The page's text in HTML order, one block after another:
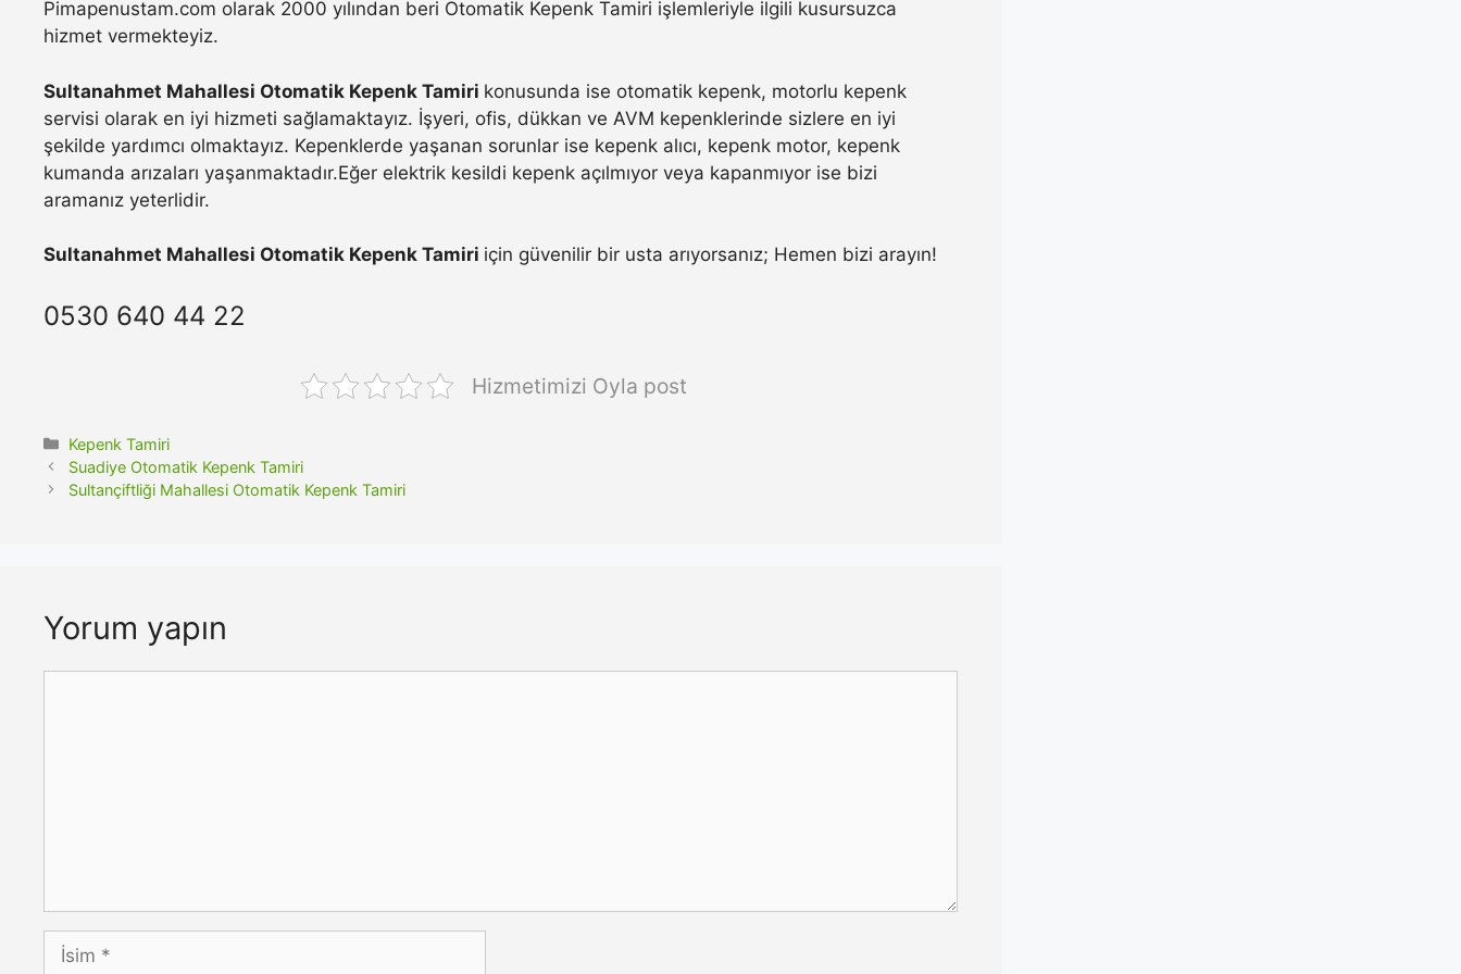
Pimapenustam.com olarak 2000 yılından beri Otomatik Kepenk Tamiri işlemleriyle ilgili kusursuzca
hizmet vermekteyiz.
Sultanahmet Mahallesi Otomatik Kepenk Tamiri konusunda ise otomatik kepenk, motorlu kepenk
servisi olarak en iyi hizmeti sağlamaktayız. İşyeri, ofis, dükkan ve AVM kepenklerinde sizlere en iyi
şekilde yardımcı olmaktayız. Kepenklerde yaşanan sorunlar ise kepenk alıcı, kepenk motor, kepenk
kumanda arızaları yaşanmaktadır.Eğer elektrik kesildi kepenk açılmıyor veya kapanmıyor ise bizi
aramanız yeterlidir.
Sultanahmet Mahallesi Otomatik Kepenk Tamiri için güvenilir bir usta arıyorsanız; Hemen bizi arayın!
0530 640 44 22
Hizmetimizi Oyla post
Kategoriler
Kepenk Tamiri
Suadiye Otomatik Kepenk Tamiri
Sultançiftliği Mahallesi Otomatik Kepenk Tamiri
Yorum yapın
İsim